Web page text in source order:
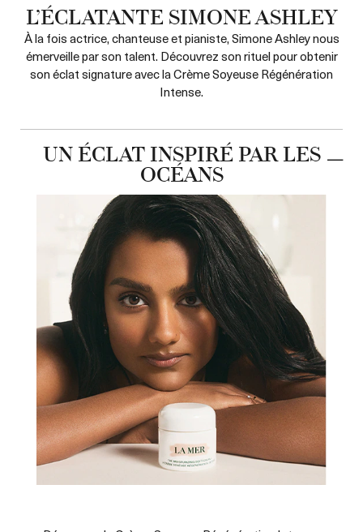
L’ÉCLATANTE SIMONE ASHLEY
À la fois actrice, chanteuse et pianiste, Simone Ashley nous
émerveille par son talent. Découvrez son rituel pour obtenir
son éclat signature avec la Crème Soyeuse Régénération
Intense.
UN ÉCLAT INSPIRÉ PAR LES
OCÉANS